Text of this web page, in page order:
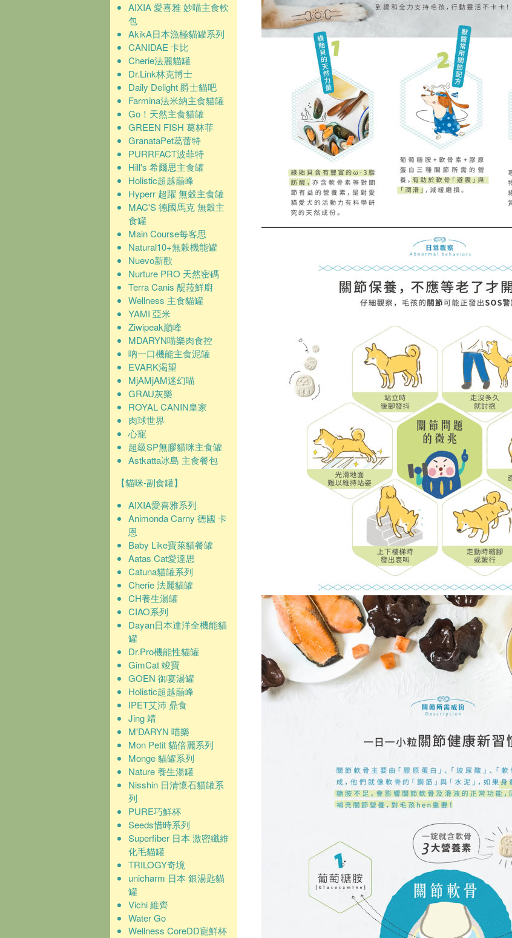
AIXIA 愛喜雅 妙喵主食軟
包
AkikA日本漁極貓罐系列
CANIDAE 卡比
Cherie法麗貓罐
Dr.Link林克博士
Daily Delight 爵士貓吧
Farmina法米納主食貓罐
Go！天然主食貓罐
GREEN FISH 葛林菲
GranataPet葛蕾特
PURRFACT波菲特
Hill's 希爾思主食罐
Holistic超越巔峰
Hyperr 超躍 無穀主食罐
MAC'S 德國馬克 無穀主
食罐
Main Course每客思
Natural10+無榖機能罐
Nuevo新歡
Nurture PRO 天然密碼
Terra Canis 醍菈鮮廚
Wellness 主食貓罐
YAMI 亞米
Ziwipeak巔峰
MDARYN喵樂肉食控
吶一口機能主食泥罐
EVARK渴望
MjAMjAM迷幻喵
GRAU灰樂
ROYAL CANIN皇家
肉球世界
心寵
超級SP無膠貓咪主食罐
Astkatta冰島 主食餐包
【貓咪-副食罐】
AIXIA愛喜雅系列
Animonda Carny 德國 卡
恩
Baby Like寶萊貓餐罐
Aatas Cat愛達思
Catuna貓罐系列
Cherie 法麗貓罐
CH養生湯罐
CIAO系列
Dayan日本達洋全機能貓
罐
Dr.Pro機能性貓罐
GimCat 竣寶
GOEN 御宴湯罐
Holistic超越巔峰
IPET艾沛 鼎食
Jing 靖
M'DARYN 喵樂
Mon Petit 貓倍麗系列
Monge 貓罐系列
Nature 養生湯罐
Nisshin 日清懷石貓罐系
列
PURE巧鮮杯
Seeds惜時系列
Superfiber 日本 激密纖維
化毛貓罐
TRILOGY奇境
unicharm 日本 銀湯匙貓
罐
Vichi 維齊
Water Go
Wellness CoreDD寵鮮杯